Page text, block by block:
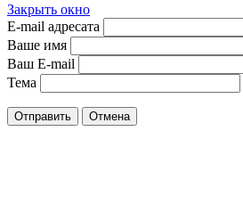
Закрыть окно
E-mail адресата
Ваше имя
Ваш E-mail
Тема
Отправить Отмена